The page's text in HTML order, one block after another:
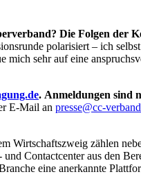
Die Folgen der
polarisiert – ich
mich sehr auf eine
. Anmeldungen sind
E-Mail an presse@cc-
Wirtschaftszweig zählen
Contactcenter aus den
eine anerkannte